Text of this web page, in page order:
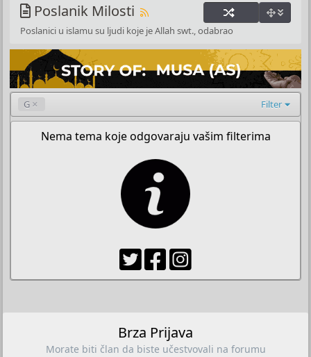
Poslanik Milosti
Poslanici u islamu su ljudi koje je Allah swt., odabrao
G Filter
Nema tema koje odgovaraju vašim filterima
Brza Prijava
Morate biti član da biste učestvovali na forumu